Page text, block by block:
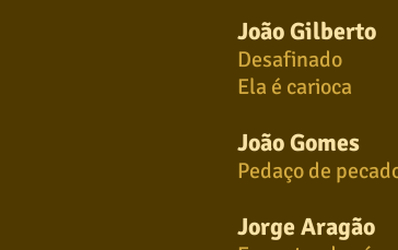
João Gilberto
Desafinado
Ela é carioca
João Gomes
Pedaço de
Jorge Aragão